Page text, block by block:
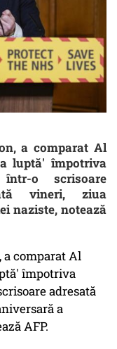
a comparat Al
luptă' împotriva
o scrisoare
vineri, ziua
naziste, notează
comparat Al
împotriva
adresată
a
AFP.